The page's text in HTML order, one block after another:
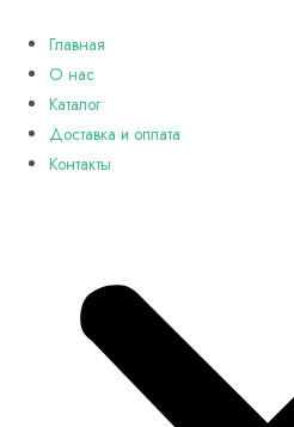
содержимому
Главная
О нас
Каталог
Доставка и оплата
Контакты